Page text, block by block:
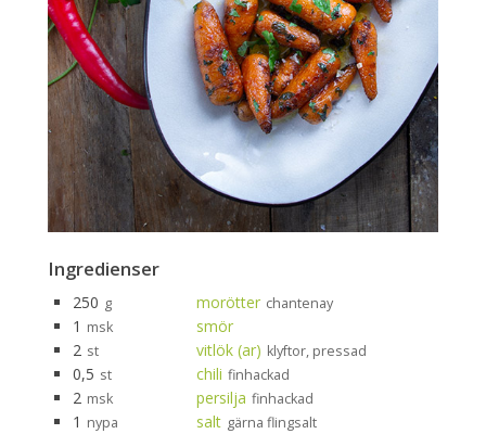
Ingredienser
250 g morötter chantenay
1 msk
smör
2 st vitlök (ar) klyftor, pressad
0,5 st chili finhackad
2 msk persilja finhackad
1 nypa salt gärna flingsalt